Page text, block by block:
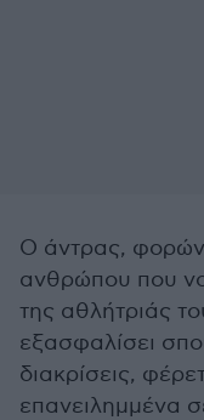
Ο άντρας,
ανθρώπου που
της αθλήτριάς
εξασφαλίσει
διακρίσεις,
επανειλημμένα